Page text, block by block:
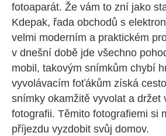
fotoaparát. Že vám to zní jako
Kdepak, řada obchodů s
velmi moderním a praktickém
v dnešní době jde všechno
mobil, takovým snímkům chybí
vyvolávacím foťákům získá
snímky okamžitě vyvolat a držet
fotografii. Těmito fotografiemi si
příjezdu vyzdobit svůj domov.